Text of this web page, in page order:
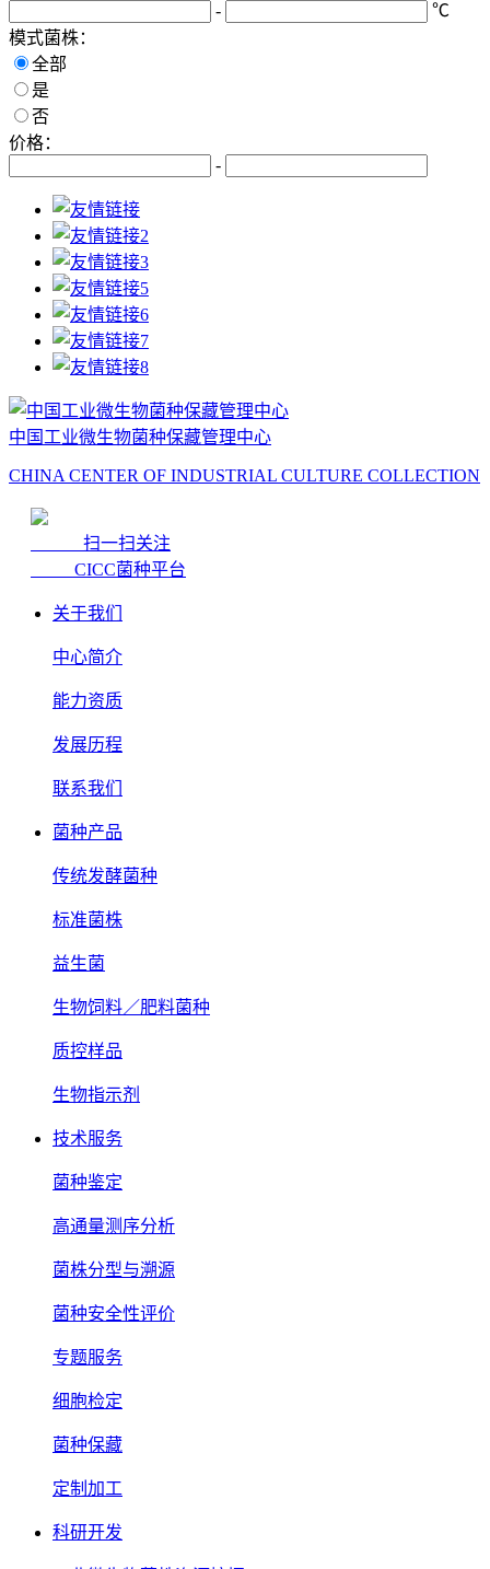
-
℃
模式菌株：
全部
是
否
价格：
-
中国工业微生物菌种保藏管理中心
CHINA CENTER OF INDUSTRIAL CULTURE COLLECTION
扫一扫关注
CICC菌种平台
关于我们
中心简介
能力资质
发展历程
联系我们
菌种产品
传统发酵菌种
标准菌株
益生菌
生物饲料／肥料菌种
质控样品
生物指示剂
技术服务
菌种鉴定
高通量测序分析
菌株分型与溯源
菌种安全性评价
专题服务
细胞检定
菌种保藏
定制加工
科研开发